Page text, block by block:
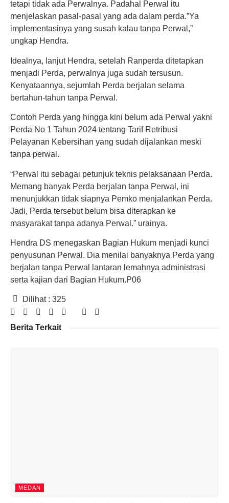
tetapi tidak ada Perwalnya. Padahal Perwal itu
menjelaskan pasal-pasal yang ada dalam perda.”Ya
implementasinya yang susah kalau tanpa Perwal,”
ungkap Hendra.
Idealnya, lanjut Hendra, setelah Ranperda ditetapkan
menjadi Perda, perwalnya juga sudah tersusun.
Kenyataannya, sejumlah Perda berjalan selama
bertahun-tahun tanpa Perwal.
Contoh Perda yang hingga kini belum ada Perwal yakni
Perda No 1 Tahun 2024 tentang Tarif Retribusi
Pelayanan Kebersihan yang sudah dijalankan meski
tanpa perwal.
“Perwal itu sebagai petunjuk teknis pelaksanaan Perda.
Memang banyak Perda berjalan tanpa Perwal, ini
menunjukkan tidak siapnya Pemko menjalankan Perda.
Jadi, Perda tersebut belum bisa diterapkan ke
masyarakat tanpa adanya Perwal.” urainya.
Hendra DS menegaskan Bagian Hukum menjadi kunci
penyusunan Perwal. Dia menilai banyaknya Perda yang
berjalan tanpa Perwal lantaran lemahnya administrasi
serta kajian dari Bagian Hukum.P06
Dilihat : 325
Berita Terkait
MEDAN